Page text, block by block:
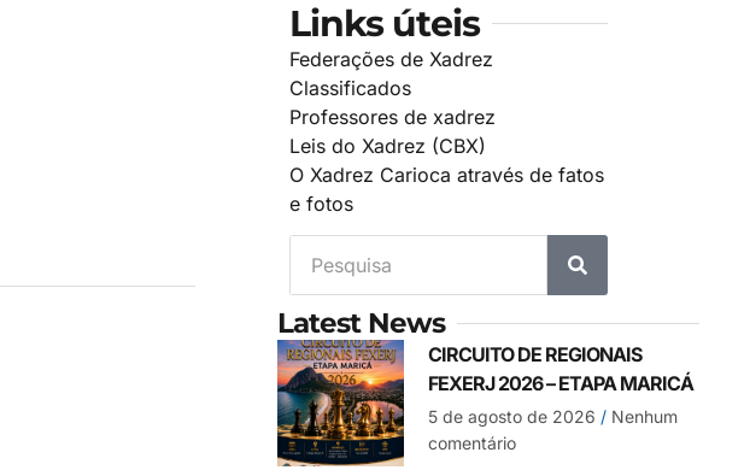
Links úteis
Federações de Xadrez
Classificados
Professores de xadrez
Leis do Xadrez (CBX)
O Xadrez Carioca através de fatos
e fotos
Latest News
CIRCUITO DE REGIONAIS
FEXERJ 2026 – ETAPA MARICÁ
5 de agosto de 2026 Nenhum
comentário